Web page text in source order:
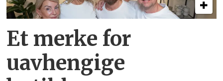
Et merke for
uavhengige